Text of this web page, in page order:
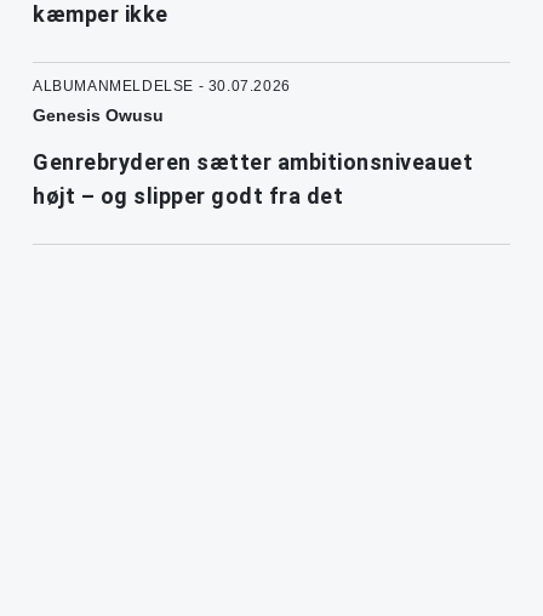
kæmper ikke
ALBUMANMELDELSE - 30.07.2026
Genesis Owusu
Genrebryderen sætter ambitionsniveauet
højt – og slipper godt fra det